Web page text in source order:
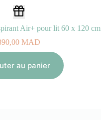
Air+ pour lit 60 x 120 cm
MAD
au panier